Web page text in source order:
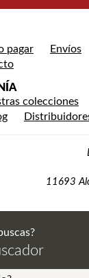
pagar
Envíos
colecciones
11693